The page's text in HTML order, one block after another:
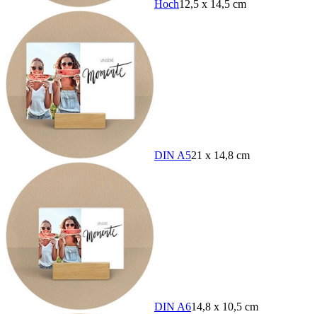
Hoch12,5 x 14,5 cm
DIN A521 x 14,8 cm
DIN A614,8 x 10,5 cm